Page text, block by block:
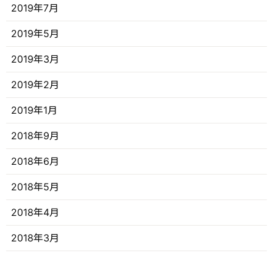
2019年7月
2019年5月
2019年3月
2019年2月
2019年1月
2018年9月
2018年6月
2018年5月
2018年4月
2018年3月